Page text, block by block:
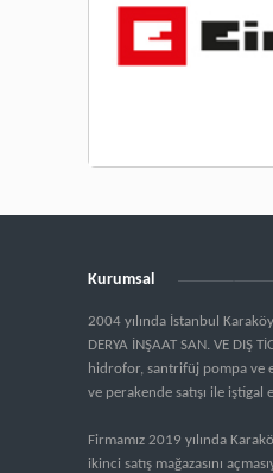
Kurumsal
2004 yılında İstanbul
DERYA İNŞAAT SAN. VE DIŞ
hidrofor, santrifüj pompa ve
ve perakende satışı ile iştigal
Firmamız 2019 yılında
ikinci satış mağazasını